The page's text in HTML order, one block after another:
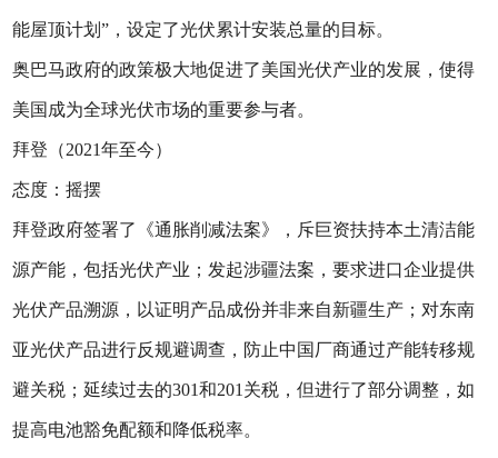
能屋顶计划”，设定了光伏累计安装总量的目标。
奥巴马政府的政策极大地促进了美国光伏产业的发展，使得
美国成为全球光伏市场的重要参与者。
拜登（2021年至今）
态度：摇摆
拜登政府签署了《通胀削减法案》，斥巨资扶持本土清洁能
源产能，包括光伏产业；发起涉疆法案，要求进口企业提供
光伏产品溯源，以证明产品成份并非来自新疆生产；对东南
亚光伏产品进行反规避调查，防止中国厂商通过产能转移规
避关税；延续过去的301和201关税，但进行了部分调整，如
提高电池豁免配额和降低税率。